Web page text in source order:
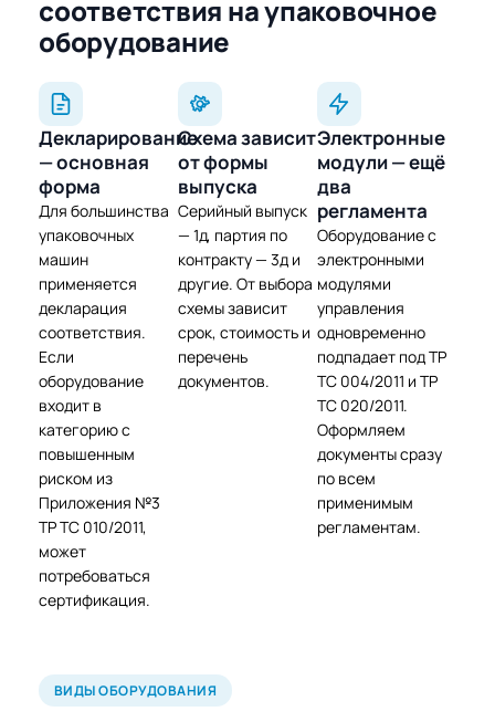
соответствия на упаковочное
оборудование
Декларирование
— основная
форма
Для большинства
упаковочных
машин
применяется
декларация
соответствия.
Если
оборудование
входит в
категорию с
повышенным
риском из
Приложения №3
ТР ТС 010/2011,
может
потребоваться
сертификация.
Схема зависит
от формы
выпуска
Серийный выпуск
— 1д, партия по
контракту — 3д и
другие. От выбора
схемы зависит
срок, стоимость и
перечень
документов.
Электронные
модули — ещё
два
регламента
Оборудование с
электронными
модулями
управления
одновременно
подпадает под ТР
ТС 004/2011 и ТР
ТС 020/2011.
Оформляем
документы сразу
по всем
применимым
регламентам.
ВИДЫ ОБОРУДОВАНИЯ